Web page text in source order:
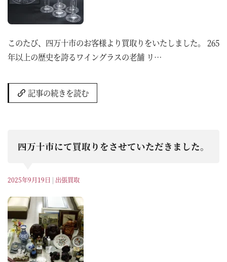
このたび、四万十市のお客様より買取りをいたしました。 265
年以上の歴史を誇るワイングラスの老舗 リ…
記事の続きを読む
四万十市にて買取りをさせていただきました。
2025年9月19日 | 出張買取